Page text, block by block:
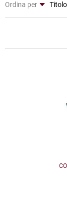
Ordina per